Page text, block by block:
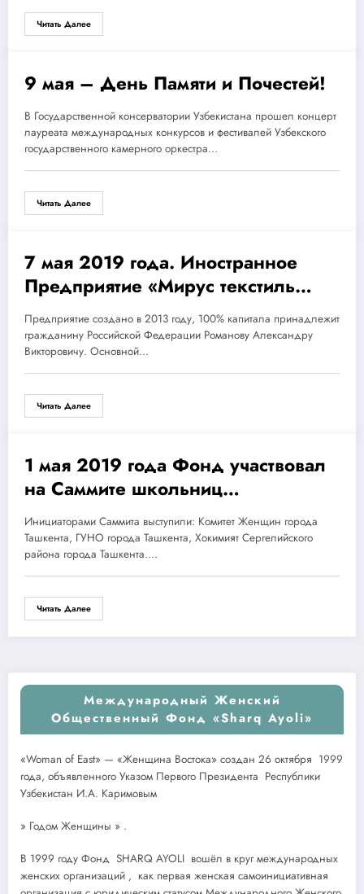
Читать Далее
09.05.2019
9 мая – День Памяти и Почестей!
В Государственной консерватории Узбекистана прошел концерт
лауреата международных конкурсов и фестивалей Узбекского
государственного камерного оркестра…
Читать Далее
07.05.2019
7 мая 2019 года. Иностранное
Предприятие «Мирус текстиль
групп» — Ассоциированный член
нашего Фонда.
Предприятие создано в 2013 году, 100% капитала принадлежит
гражданину Российской Федерации Романову Александру
Викторовичу. Основной…
Читать Далее
01.05.2019
1 мая 2019 года Фонд участвовал
на Саммите школьниц
Сергелийского района города
Ташкента, который прошел в
общеобразовательной школе №
8.
Инициаторами Саммита выступили: Комитет Женщин города
Ташкента, ГУНО города Ташкента, Хокимият Сергелийского
района города Ташкента.…
Читать Далее
Международный Женский
Общественный Фонд «Sharq Ayoli»
«Woman of East» — «Женщина Востока» создан 26 октября 1999
года, объявленного Указом Первого Президента Республики
Узбекистан И.А. Каримовым
» Годом Женщины » .
В 1999 году Фонд SHARQ AYOLI вошёл в круг международных
женских организаций , как первая женская самоинициативная